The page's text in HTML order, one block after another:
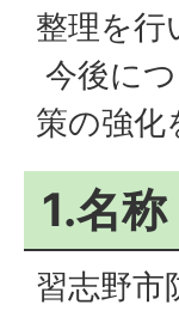
整理を行
今後に
策の強化
1.名称
習志野市